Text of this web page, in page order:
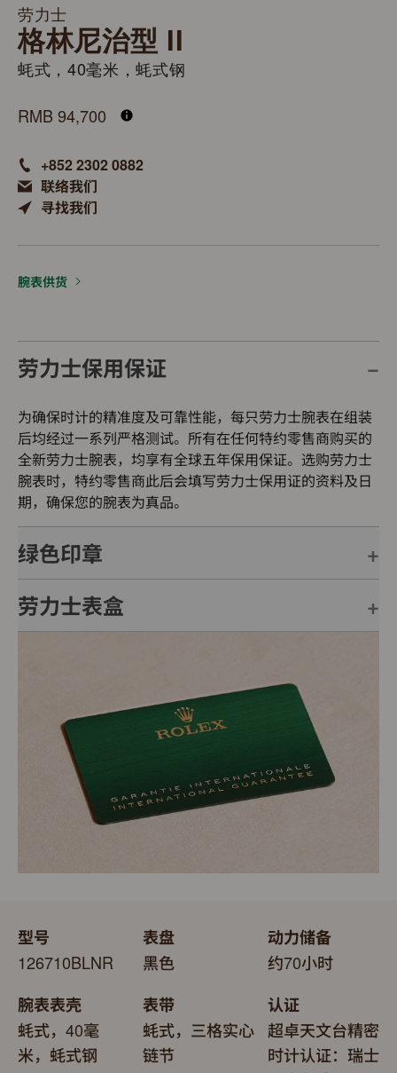
劳力士
格林尼治型 II
蚝式，40毫米，蚝式钢
RMB 94,700
+852 2302 0882
联络我们
寻找我们
腕表供货
劳力士保用保证
为确保时计的精准度及可靠性能，每只劳力士腕表在组装
后均经过一系列严格测试。所有在任何特约零售商购买的
全新劳力士腕表，均享有全球五年保用保证。选购劳力士
腕表时，特约零售商此后会填写劳力士保用证的资料及日
期，确保您的腕表为真品。
绿色印章
每只劳力士腕表均附有全球五年保用保证，并附上绿色印
章，此印章是超卓天文台精密时计的象征。此认证除了证
劳力士表盒
送礼之用亦非常合适，接收礼物者会感到愉悦非常。
型号
126710BLNR
腕表表壳
蚝式，40毫
米，蚝式钢
表盘
黑色
表带
蚝式，三格实心
链节
动力储备
约70小时
认证
超卓天文台精密
时计认证：瑞士